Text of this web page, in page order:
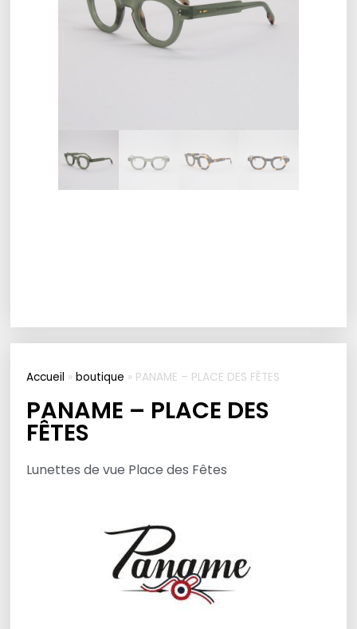
Accueil »boutique » PANAME – PLACE DES FÊTES
PANAME – PLACE DES
FÊTES
Lunettes de vue Place des Fêtes